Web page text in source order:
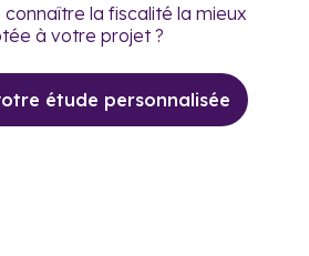
connaître la fiscalité la mieux
à votre projet ?
étude personnalisée